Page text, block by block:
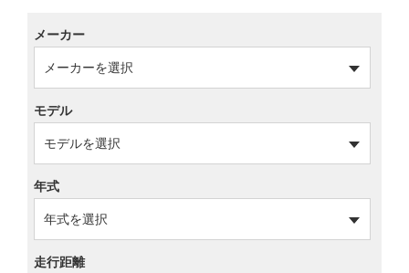
メーカー
モデル
年式
走行距離